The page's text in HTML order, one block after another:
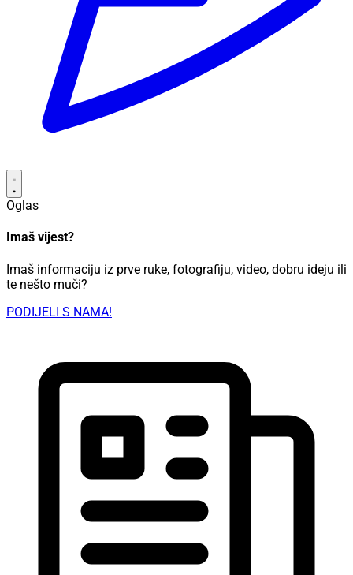
Oglas
Imaš vijest?
Imaš informaciju iz prve ruke, fotografiju, video, dobru ideju ili
te nešto muči?
PODIJELI S NAMA!